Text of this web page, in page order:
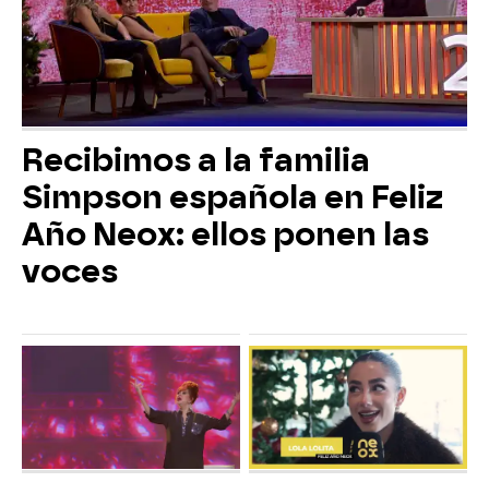
Recibimos a la familia
Simpson española en Feliz
Año Neox: ellos ponen las
voces